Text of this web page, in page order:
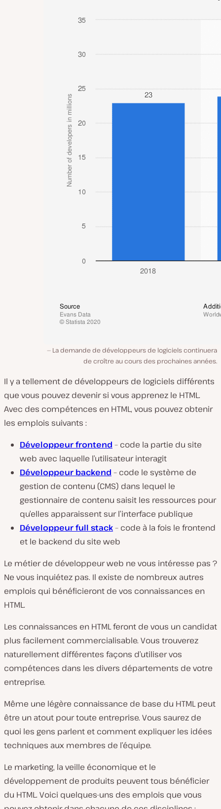
La demande de développeurs de logiciels continuera
de croître au cours des prochaines années.
Il y a tellement de développeurs de logiciels différents
que vous pouvez devenir si vous apprenez le HTML.
Avec des compétences en HTML, vous pouvez obtenir
les emplois suivants :
Développeur frontend – code la partie du site
web avec laquelle l’utilisateur interagit
Développeur backend – code le système de
gestion de contenu (CMS) dans lequel le
gestionnaire de contenu saisit les ressources pour
qu’elles apparaissent sur l’interface publique
Développeur full stack– code à la fois le frontend
et le backend du site web
Le métier de développeur web ne vous intéresse pas ?
Ne vous inquiétez pas. Il existe de nombreux autres
emplois qui bénéficieront de vos connaissances en
HTML.
Les connaissances en HTML feront de vous un candidat
plus facilement commercialisable. Vous trouverez
naturellement différentes façons d’utiliser vos
compétences dans les divers départements de votre
entreprise.
Même une légère connaissance de base du HTML peut
être un atout pour toute entreprise. Vous saurez de
quoi les gens parlent et comment expliquer les idées
techniques aux membres de l’équipe.
Le marketing, la veille économique et le
développement de produits peuvent tous bénéficier
du HTML. Voici quelques-uns des emplois que vous